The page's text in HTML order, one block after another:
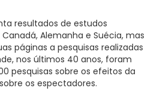
resultados de estudos
Alemanha e Suécia, mas
páginas a pesquisas realizadas
nos últimos 40 anos, foram
pesquisas sobre os efeitos da
os espectadores.